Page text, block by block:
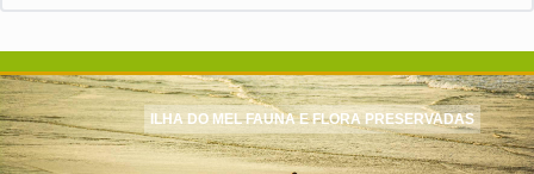
ILHA DO MEL FAUNA E FLORA PRESERVADAS